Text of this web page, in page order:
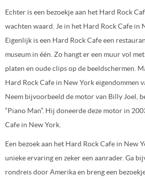
Echter is een bezoekje aan het Hard Rock
wachten waard. Je in het Hard Rock Cafe in
Eigenlijk is een Hard Rock Cafe een
museum in één. Zo hangt er een muur vol
platen en oude clips op de beeldschermen.
Hard Rock Cafe in New York eigendommen
Neem bijvoorbeeld de motor van Billy Joel,
“Piano Man”. Hij doneerde deze motor in
Cafe in New York.
Een bezoek aan het Hard Rock Cafe in New
unieke ervaring en zeker een aanrader. Ga
rondreis door Amerika en breng een